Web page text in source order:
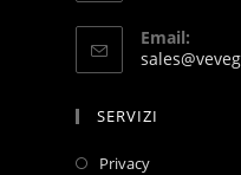
Email:
SERVIZI
Privacy